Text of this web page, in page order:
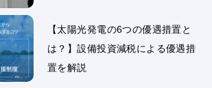
【太陽光発電の6つの優遇措置と
は？】設備投資減税による優遇措
置を解説